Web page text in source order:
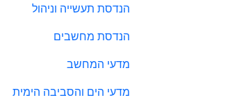
הנדסת תעשייה וניהול
הנדסת מחשבים
מדעי המחשב
מדעי הים והסביבה הימית